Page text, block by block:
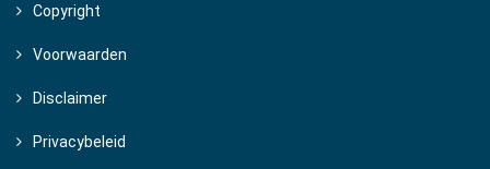
Copyright
Voorwaarden
Disclaimer
Privacybeleid